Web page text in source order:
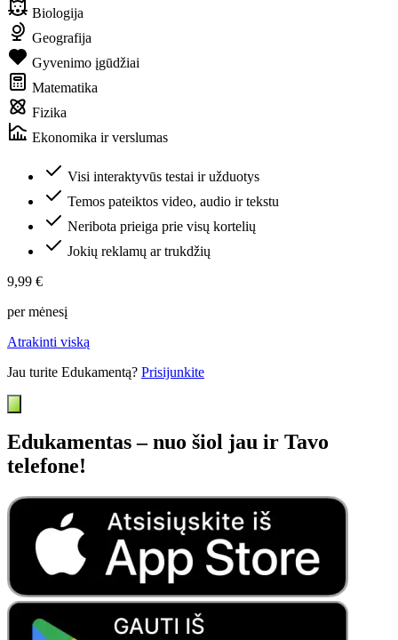
Biologija
Geografija
Gyvenimo įgūdžiai
Matematika
Fizika
Ekonomika ir verslumas
Visi interaktyvūs testai ir užduotys
Temos pateiktos video, audio ir tekstu
Neribota prieiga prie visų kortelių
Jokių reklamų ar trukdžių
9,99 €
per mėnesį
Atrakinti viską
Jau turite Edukamentą? Prisijunkite
Edukamentas – nuo šiol jau ir Tavo
telefone!